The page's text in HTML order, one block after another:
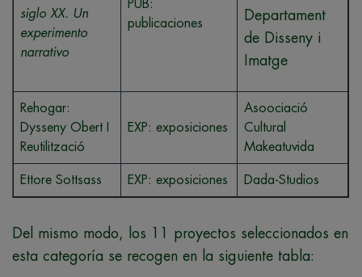
siglo XX. Un
experimento
narrativo
PUB:
publicaciones
Departament
de Disseny i
Imatge
Rehogar:
Dysseny Obert I
Reutilització
EXP: exposiciones
Asoociació
Cultural
Makeatuvida
Ettore Sottsass EXP: exposiciones Dada-Studios
Del mismo modo, los 11 proyectos seleccionados en
esta categoría se recogen en la siguiente tabla: